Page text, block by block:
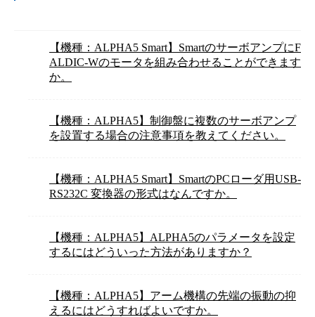
【機種：ALPHA5 Smart】SmartのサーボアンプにF
ALDIC-Wのモータを組み合わせることができます
か。
【機種：ALPHA5】制御盤に複数のサーボアンプ
を設置する場合の注意事項を教えてください。
【機種：ALPHA5 Smart】SmartのPCローダ用USB-
RS232C 変換器の形式はなんですか。
【機種：ALPHA5】ALPHA5のパラメータを設定
するにはどういった方法がありますか？
【機種：ALPHA5】アーム機構の先端の振動の抑
えるにはどうすればよいですか。